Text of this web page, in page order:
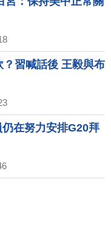
習喊話後 王毅與布
在努力安排G20拜